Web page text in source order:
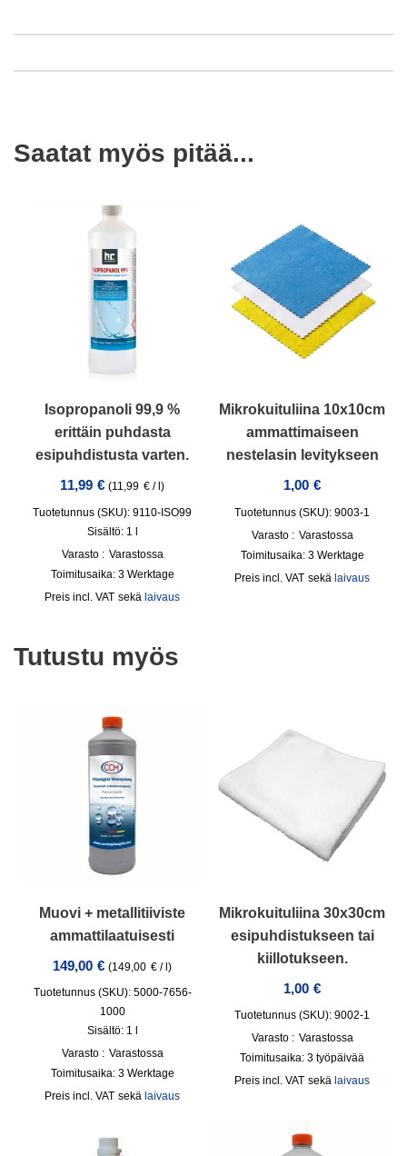
Saatat myös pitää...
Isopropanoli 99,9 %
erittäin puhdasta
esipuhdistusta varten.
11,99 € (11,99 € / )
Tuotetunnus (SKU): 9110-ISO99
Sisältö: 1 l
Varasto : Varastossa
Toimitusaika: 3 Werktage
incl. VAT sekä laivaus
Mikrokuituliina 10x10cm
ammattimaiseen
nestelasin levitykseen
1,00 €
Tuotetunnus (SKU): 9003-1
Varasto : Varastossa
Toimitusaika: 3 Werktage
incl. VAT sekä laivaus
Tutustu myös
Muovi + metallitiiviste
ammattilaatuisesti
149,00 € (149,00 € /l)
Tuotetunnus (SKU): 5000-7656-
1000
Sisältö: 1
Varasto : Varastossa
Toimitusaika: 3 Werktage
incl. VAT sekä laivaus
Mikrokuituliina 30x30cm
esipuhdistukseen tai
kiillotukseen.
1,00 €
Tuotetunnus (SKU): 9002-1
Varasto : Varastossa
Toimitusaika: 3 työpäivää
incl. VAT sekä laivaus